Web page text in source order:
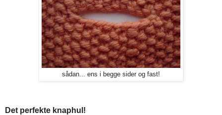
sådan... ens i begge sider og fast!
Det perfekte knaphul!